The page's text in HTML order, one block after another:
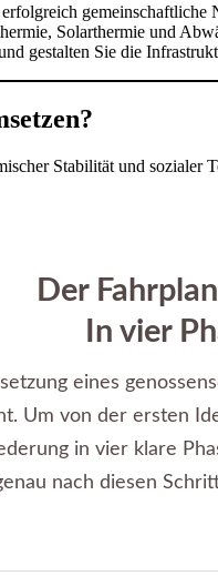
Solarthermie und
gestalten Sie die
Stabilität und sozialer
Der
In vier
eines
Um von der ersten
in vier klare
nach diesen